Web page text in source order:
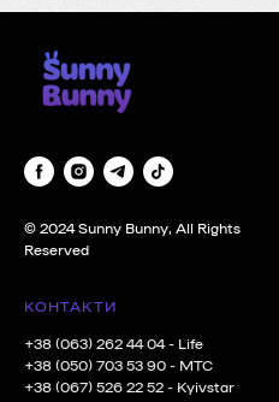
© 2024 Sunny Bunny, All Rights
Reserved
КОНТАКТИ
+38 (063) 262 44 04- Life
+38 (050) 703 53 90 - MTC
+38 (067) 526 22 52 - Kyivstar